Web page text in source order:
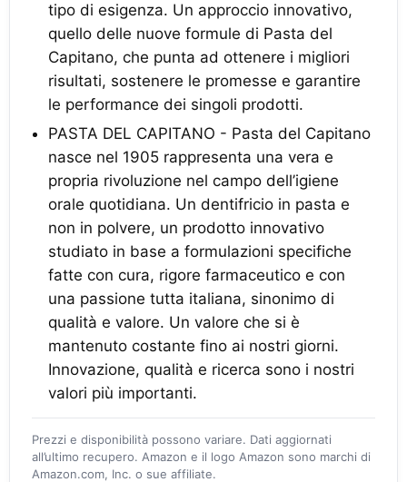
tipo di esigenza. Un approccio innovativo,
quello delle nuove formule di Pasta del
Capitano, che punta ad ottenere i migliori
risultati, sostenere le promesse e garantire
le performance dei singoli prodotti.
PASTA DEL CAPITANO - Pasta del Capitano
nasce nel 1905 rappresenta una vera e
propria rivoluzione nel campo dell’igiene
orale quotidiana. Un dentifricio in pasta e
non in polvere, un prodotto innovativo
studiato in base a formulazioni specifiche
fatte con cura, rigore farmaceutico e con
una passione tutta italiana, sinonimo di
qualità e valore. Un valore che si è
mantenuto costante fino ai nostri giorni.
Innovazione, qualità e ricerca sono i nostri
valori più importanti.
Prezzi e disponibilità possono variare. Dati aggiornati
all’ultimo recupero. Amazon e il logo Amazon sono marchi di
Amazon.com, Inc. o sue affiliate.